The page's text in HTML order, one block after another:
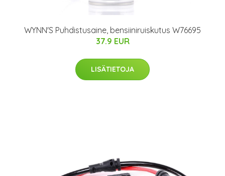
WYNN'S Puhdistusaine, bensiiniruiskutus W76695
37.9 EUR
LISÄTIETOJA